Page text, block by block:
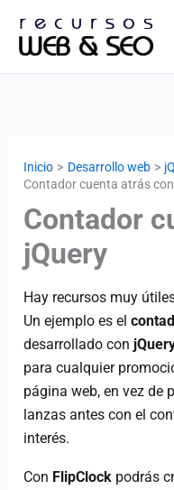
Inicio Desarrollo web
Contador cuenta atrás
Contador
jQuery
Hay recursos muy
Un ejemplo es el
desarrollado con
para cualquier
página web, en vez de
lanzas antes con el
interés.
Con FlipClock podrás